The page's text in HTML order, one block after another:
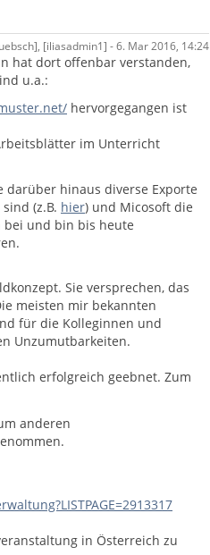
[iliasadmin1] - 6. Mar 2016, 14:24
hat dort offenbar verstanden,
u.a.:
hervorgegangen ist
im Unterricht
darüber hinaus diverse Exporte
(z.B. hier) und Micosoft die
bei und bin bis heute
Sie versprechen, das
meisten mir bekannten
für die Kolleginnen und
Unzumutbarkeiten.
erfolgreich geebnet. Zum
anderen
in Österreich zu